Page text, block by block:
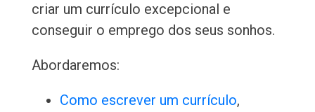
criar um currículo excepcional e
conseguir o emprego dos seus sonhos.
Abordaremos:
Como escrever um currículo,